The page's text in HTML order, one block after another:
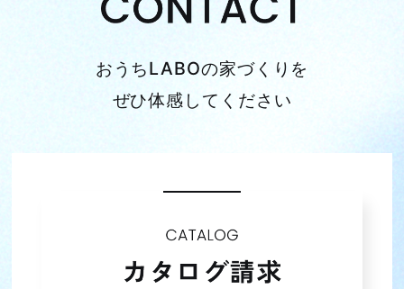
おうちLABOの家づくりを
ぜひ体感してください